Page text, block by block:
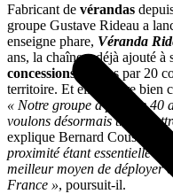
Fabricant de vérandas
groupe Gustave Rideau a
enseigne phare, Véranda
ans, la chaîne a déjà ajouté
concessions
(tenues par 20
territoire. Et elle espère bien
« Notre groupe a près de 40
voulons désormais
explique Bernard Cousin,
proximité étant essentielle
meilleur moyen de déployer
France », poursuit-il.